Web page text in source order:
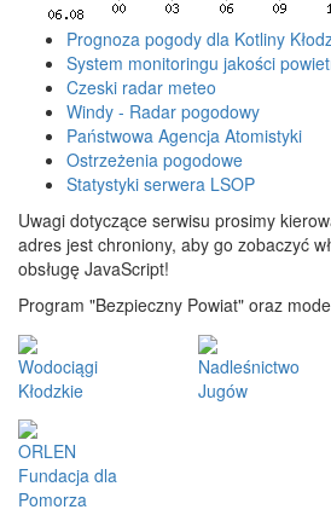
Prognoza pogody dla Kotliny
System monitoringu jakości
Czeski radar meteo
Windy - Radar pogodowy
Państwowa Agencja Atomistyki
Ostrzeżenia pogodowe
Statystyki serwera LSOP
Uwagi dotyczące serwisu prosimy
adres jest chroniony, aby go zobaczyć
obsługę JavaScript!
Program "Bezpieczny Powiat" oraz
Wodociągi
Kłodzkie
Nadleśnictwo
Jugów
ORLEN
Fundacja dla
Pomorza